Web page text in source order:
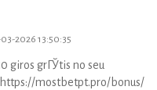
2026 13:50:35
giros grГЎtis no seu
mostbetpt.pro/bonus/